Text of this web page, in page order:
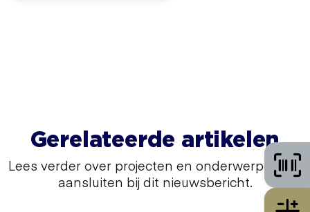
Gerelateerde artikelen
Lees verder over projecten en onderwerpen die
aansluiten bij dit nieuwsbericht.